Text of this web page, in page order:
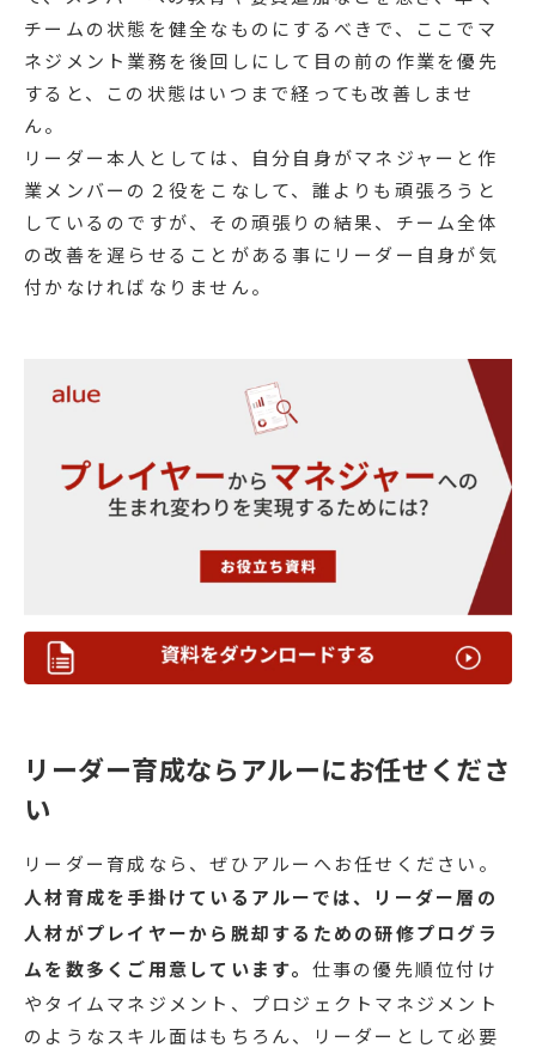
チームの状態を健全なものにするべきで、ここでマ
ネジメント業務を後回しにして目の前の作業を優先
すると、この状態はいつまで経っても改善しませ
ん。
リーダー本人としては、自分自身がマネジャーと作
業メンバーの２役をこなして、誰よりも頑張ろうと
しているのですが、その頑張りの結果、チーム全体
の改善を遅らせることがある事にリーダー自身が気
付かなければなりません。
リーダー育成ならアルーにお任せくださ
い
リーダー育成なら、ぜひアルーへお任せください。
人材育成を手掛けているアルーでは、リーダー層の
人材がプレイヤーから脱却するための研修プログラ
ムを数多くご用意しています。 仕事の優先順位付け
やタイムマネジメント、プロジェクトマネジメント
のようなスキル面はもちろん、リーダーとして必要